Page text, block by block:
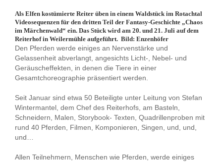
Als Elfen kostümierte Reiter üben in einem Waldstück im Rotachtal
Videosequenzen für den dritten Teil der Fantasy-Geschichte „Chaos
im Märchenwald“ ein. Das Stück wird am 20. und 21. Juli auf dem
Reiterhof in Weilermühle aufgeführt. Bild: Enzenhöfer
Den Pferden werde einiges an Nervenstärke und
Gelassenheit abverlangt, angesichts Licht-, Nebel- und
Geräuscheffekten, in denen die Tiere in einer
Gesamtchoreographie präsentiert werden.
Seit Januar sind etwa 50 Beteiligte unter Leitung von Stefan
Wintermantel, dem Chef des Reiterhofs, am Basteln,
Schneidern, Malen, Storybook- Texten, Quadrillenproben mit
rund 40 Pferden, Filmen, Komponieren, Singen, und, und,
und…
Allen Teilnehmern, Menschen wie Pferden, werde einiges